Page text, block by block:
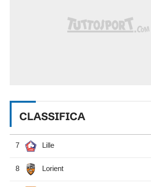
CLASSIFICA
7 Lille
8 Lorient